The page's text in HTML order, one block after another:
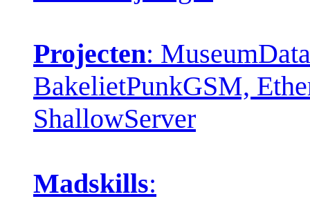
Projecten:
BakelietPunkGSM,
ShallowServer
Madskills: